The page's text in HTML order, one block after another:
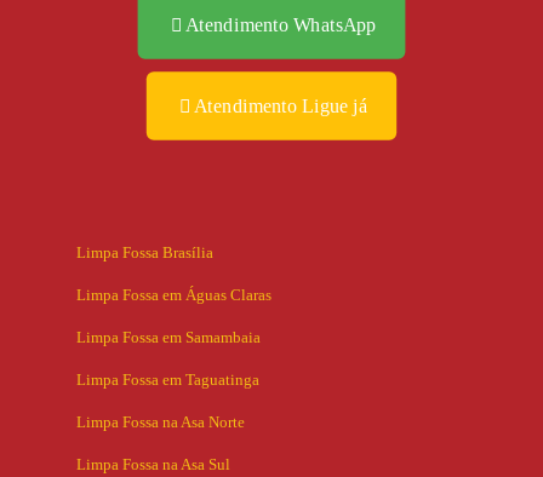
Atendimento WhatsApp
Atendimento Ligue já
Limpa Fossa Brasília
Limpa Fossa em Águas Claras
Limpa Fossa em Samambaia
Limpa Fossa em Taguatinga
Limpa Fossa na Asa Norte
Limpa Fossa na Asa Sul